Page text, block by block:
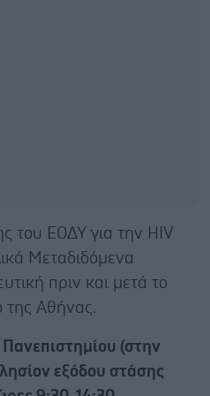
του ΕΟΔΥ για την HIV
Μεταδιδόμενα
πριν και μετά το
της Αθήνας.
(στην
εξόδου στάσης